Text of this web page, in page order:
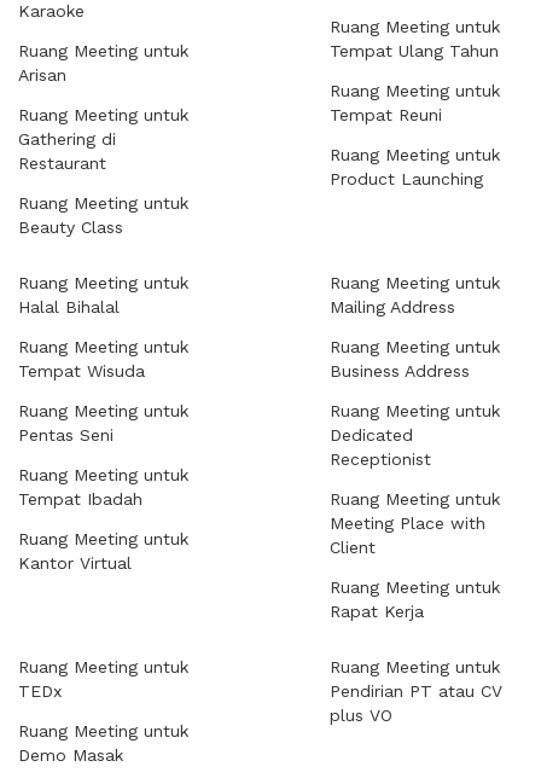
Karaoke
Ruang Meeting untuk
Arisan
Ruang Meeting untuk
Gathering di
Restaurant
Ruang Meeting untuk
Beauty Class
Ruang Meeting untuk
Tempat Ulang Tahun
Ruang Meeting untuk
Tempat Reuni
Ruang Meeting untuk
Product Launching
Ruang Meeting untuk
Halal Bihalal
Ruang Meeting untuk
Tempat Wisuda
Ruang Meeting untuk
Pentas Seni
Ruang Meeting untuk
Tempat Ibadah
Ruang Meeting untuk
Kantor Virtual
Ruang Meeting untuk
Mailing Address
Ruang Meeting untuk
Business Address
Ruang Meeting untuk
Dedicated
Receptionist
Ruang Meeting untuk
Meeting Place with
Client
Ruang Meeting untuk
Rapat Kerja
Ruang Meeting untuk
TEDx
Ruang Meeting untuk
Demo Masak
Ruang Meeting untuk
Pendirian PT atau CV
plus VO